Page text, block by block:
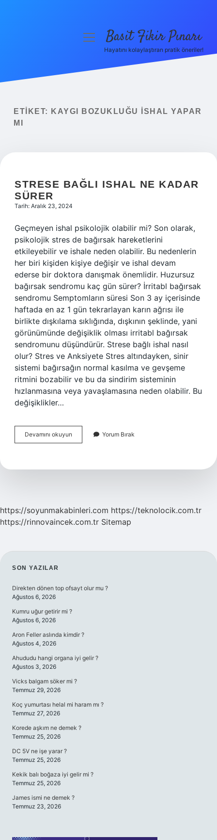
Yasal Uyarı
menüyüBasit Fikir Pınarı
Hayatını kolaylaştıran pratik öneriler!
ETIKET:
KAYGI BOZUKLUĞU ISHAL YAPAR
MI
STRESE BAĞLI ISHAL NE KADAR
SÜRER
Tarih: Aralık 23, 2024
Geçmeyen ishal psikolojik olabilir mi? Son olarak,
psikolojik stres de bağırsak hareketlerini
etkileyebilir ve ishale neden olabilir. Bu nedenlerin
her biri kişiden kişiye değişir ve ishal devam
ederse bir doktora danışmak önemlidir. Huzursuz
bağırsak sendromu kaç gün sürer? İrritabl bağırsak
sendromu Semptomların süresi Son 3 ay içerisinde
haftada en az 1 gün tekrarlayan karın ağrısı ile
birlikte dışkılama sıklığında, dışkının şeklinde, yani
görünümünde değişiklik olması irritabl bağırsak
sendromunu düşündürür. Strese bağlı ishal nasıl
olur? Stres ve Anksiyete Stres altındayken, sinir
sistemi bağırsağın normal kasılma ve gevşeme
ritmini bozabilir ve bu da sindirim sisteminin
hızlanmasına veya yavaşlamasına neden olabilir. Bu
değişiklikler…
Devamını okuyun
Bağlı
Kadar
Yorum Bırak
https://soyunmakabinleri.com https://teknolocik.com.tr
https://rinnovaincek.com.tr Sitemap
SIDEBAR
SON YAZILAR
Direkten dönen top ofsayt olur mu ?
Ağustos 6, 2026
Kumru uğur getirir mi ?
Ağustos 6, 2026
Aron Feller aslında kimdir ?
Ağustos 4, 2026
Ahududu hangi organa iyi gelir ?
Ağustos 3, 2026
Vicks balgam söker mi ?
Temmuz 29, 2026
Koç yumurtası helal mi haram mı ?
Temmuz 27, 2026
Korede aşkım ne demek ?
Temmuz 25, 2026
DC 5V ne işe yarar ?
Temmuz 25, 2026
Kekik balı boğaza iyi gelir mi ?
Temmuz 25, 2026
James ismi ne demek ?
Temmuz 23, 2026